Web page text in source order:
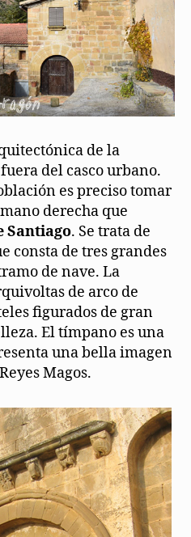
de la
del casco urbano.
es preciso tomar
derecha que
Santiago. Se trata de
consta de tres grandes
de nave. La
de arco de
figurados de gran
El tímpano es una
una bella imagen
Magos.